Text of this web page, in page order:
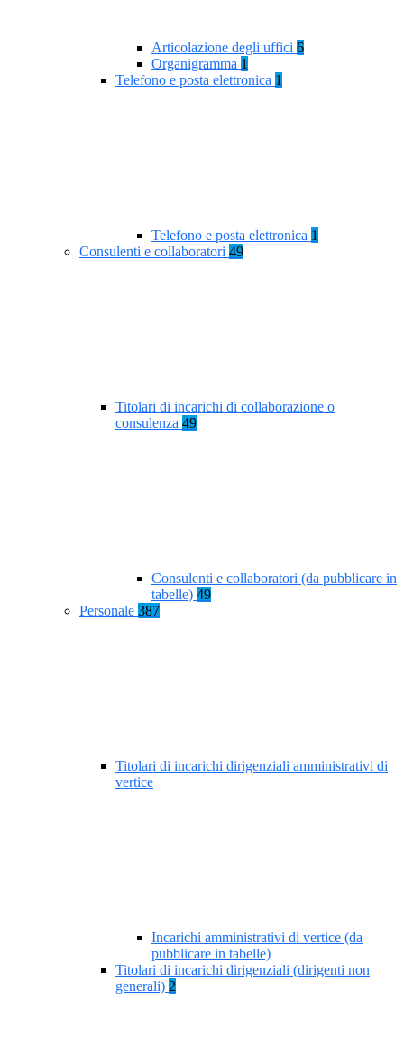
Articolazione degli uffici 6
Organigramma 1
Telefono e posta elettronica 1
Telefono e posta elettronica 1
Consulenti e collaboratori 49
Titolari di incarichi di collaborazione o
consulenza 49
Consulenti e collaboratori (da pubblicare in
tabelle) 49
Personale 387
Titolari di incarichi dirigenziali amministrativi di
vertice
Incarichi amministrativi di vertice (da
pubblicare in tabelle)
Titolari di incarichi dirigenziali (dirigenti non
generali) 2